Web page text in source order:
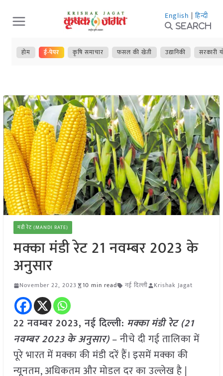
Skip
to
content
English | हिन्दी
Search
होम ई-पेपर कृषि समाचार फसल की खेती उद्यानिकी सरकारी
मंडी रेट (MANDI RATE)
मक्का मंडी रेट 21 नवम्बर 2023 के
अनुसार
November 22, 2023 10 min read नई दिल्ली Krishak Jagat
22 नवम्बर 2023, नई दिल्ली: मक्का मंडी रेट (21
नवम्बर2023 के अनुसार)– नीचे दी गई तालिका में
पूरे भारत में मक्का की मंडी दरें हैं। इसमें मक्का की
न्यूनतम, अधिकतम और मोडल दर का उल्लेख है |